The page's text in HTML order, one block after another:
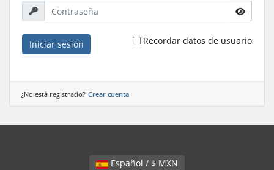
Iniciar sesión Recordar datos de usuario
¿No está registrado? Crear cuenta
Español / $ MXN